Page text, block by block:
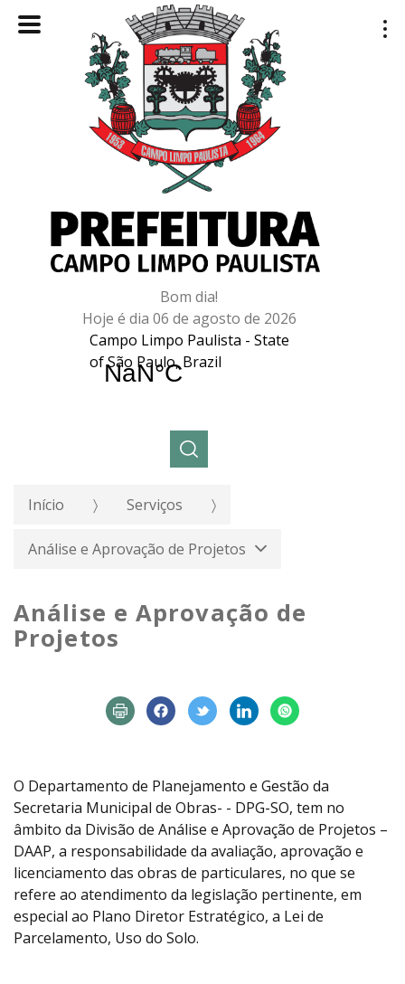
Bom dia!
Hoje é dia 06 de agosto de 2026
Campo Limpo Paulista - State
of São Paulo, Brazil
Início Serviços
Análise e Aprovação de Projetos
Análise e Aprovação de
Projetos
O Departamento de Planejamento e Gestão da
Secretaria Municipal de Obras- - DPG-SO, tem no
âmbito da Divisão de Análise e Aprovação de Projetos –
DAAP, a responsabilidade da avaliação, aprovação e
licenciamento das obras de particulares, no que se
refere ao atendimento da legislação pertinente, em
especial ao Plano Diretor Estratégico, a Lei de
Parcelamento, Uso do Solo.